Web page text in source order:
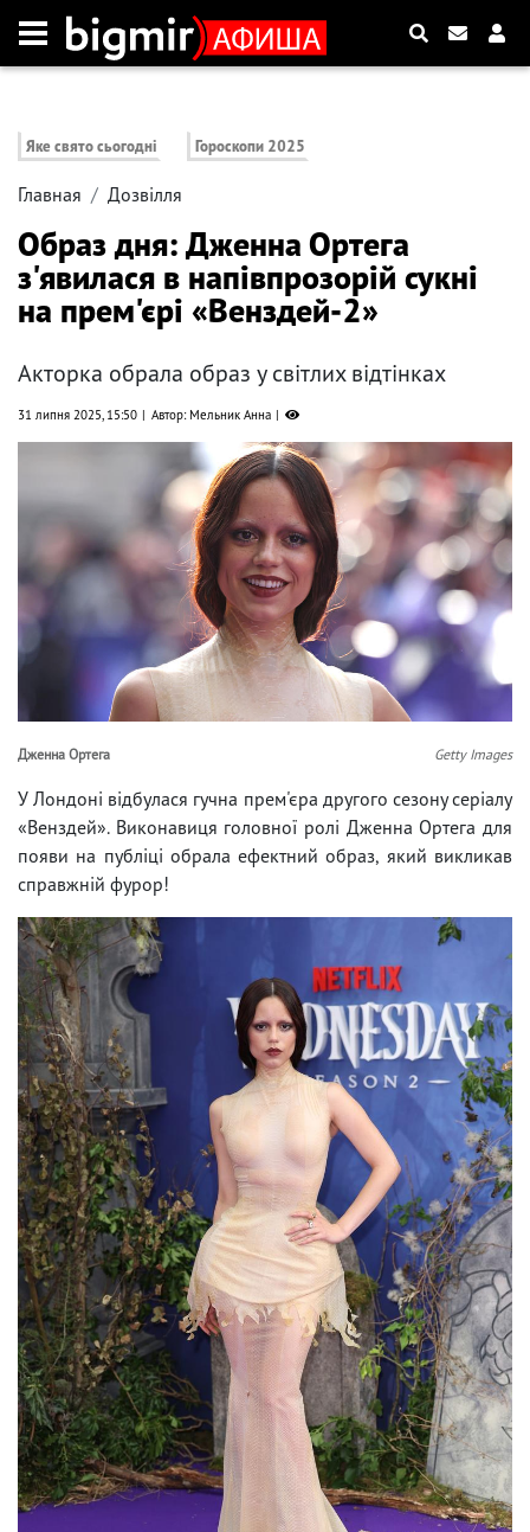
Яке свято сьогодні Гороскопи 2025
Главная Дозвілля
Образ дня: Дженна Ортега
з'явилася в напівпрозорій сукні
на прем'єрі «Венздей-2»
Акторка обрала образ у світлих відтінках
31 липня 2025, 15:50 Автор: Мельник Анна
Дженна Ортега Getty Images
У Лондоні відбулася гучна прем'єра другого сезону серіалу
«Венздей». Виконавиця головної ролі Дженна Ортега для
появи на публіці обрала ефектний образ, який викликав
справжній фурор!